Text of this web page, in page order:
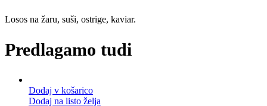
Losos na žaru, suši, ostrige, kaviar.
Predlagamo tudi
Dodaj v košarico
Dodaj na listo želja